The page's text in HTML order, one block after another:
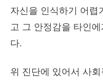
자신을 인식하기 어렵
고 그 안정감을 타인
다.
위 진단에 있어서 사